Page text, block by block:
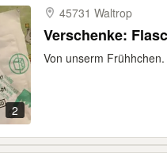
2
45731 Waltrop
Verschenke:
Von unserm